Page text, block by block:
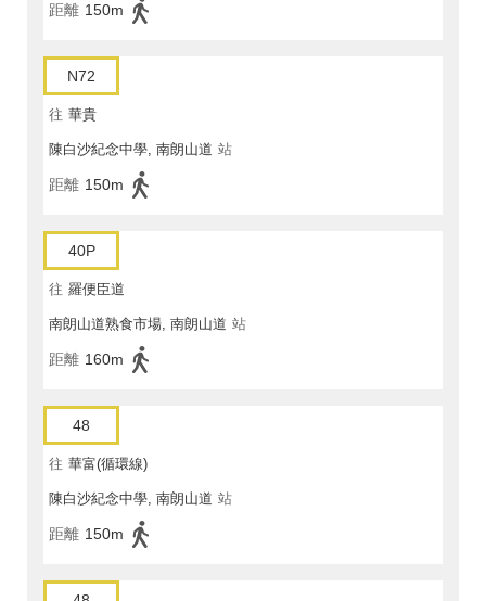
距離 150m
N72
往 華貴
陳白沙紀念中學, 南朗山道 站
距離 150m
40P
往 羅便臣道
南朗山道熟食市場, 南朗山道 站
距離 160m
48
往 華富(循環線)
陳白沙紀念中學, 南朗山道 站
距離 150m